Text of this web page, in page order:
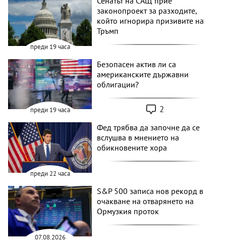
преди 19 часа
законопроект за разходите,
който игнорира призивите на
Тръмп
преди 19 часа
Безопасен актив ли са
американските държавни
облигации?
2
преди 22 часа
Фед трябва да започне да се
вслушва в мнението на
обикновените хора
07.08.2026
S&P 500 записа нов рекорд в
очакване на отварянето на
Ормузкия проток